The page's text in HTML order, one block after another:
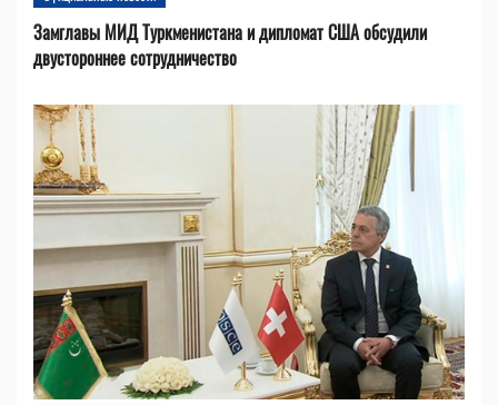
Замглавы МИД Туркменистана и дипломат США обсудили
двустороннее сотрудничество